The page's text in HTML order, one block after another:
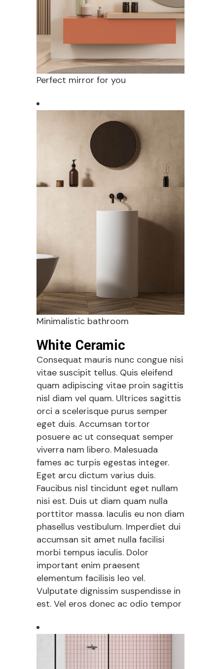
Perfect mirror for you
Minimalistic bathroom
White Ceramic
Consequat mauris nunc congue nisi
vitae suscipit tellus. Quis eleifend
quam adipiscing vitae proin sagittis
nisl diam vel quam. Ultrices sagittis
orci a scelerisque purus semper
eget duis. Accumsan tortor
posuere ac ut consequat semper
viverra nam libero. Malesuada
fames ac turpis egestas integer.
Eget arcu dictum varius duis.
Faucibus nisl tincidunt eget nullam
nisi est. Duis ut diam quam nulla
porttitor massa. Iaculis eu non diam
phasellus vestibulum. Imperdiet dui
accumsan sit amet nulla facilisi
morbi tempus iaculis. Dolor
important enim praesent
elementum facilisis leo vel.
Vulputate dignissim suspendisse in
est. Vel eros donec ac odio tempor